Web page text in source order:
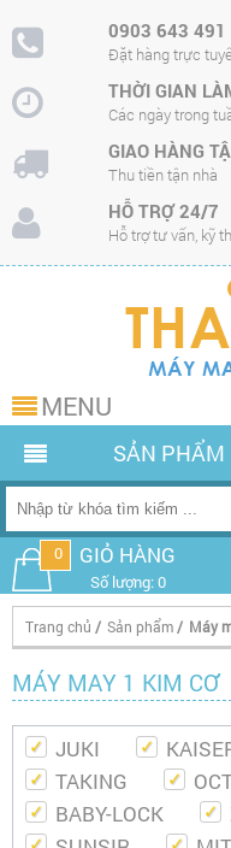
0903 643 491
Đặt hàng trực
THỜI GIAN
Các ngày trong
GIAO HÀNG
Thu tiền tận nhà
HỖ TRỢ 24/7
Hỗ trợ tư vấn, kỹ
MENU
0 GIỎ HÀNG
Số lượng: 0
Trang chủ / Sản phẩm / Máy
MÁY MAY 1 KIM CƠ
JUKI
TAKING
BABY-LOCK